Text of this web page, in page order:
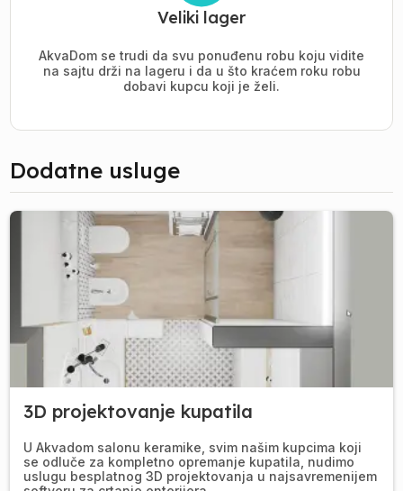
Veliki lager
AkvaDom se trudi da svu ponuđenu robu koju vidite
na sajtu drži na lageru i da u što kraćem roku robu
dobavi kupcu koji je želi.
Dodatne usluge
3D projektovanje kupatila
U Akvadom salonu keramike, svim našim kupcima koji
se odluče za kompletno opremanje kupatila, nudimo
uslugu besplatnog 3D projektovanja u najsavremenijem